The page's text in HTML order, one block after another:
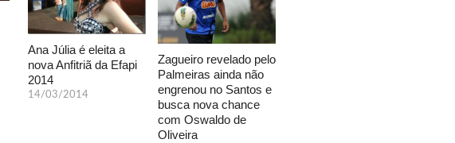
Ana Júlia é eleita a
nova Anfitriã da Efapi
2014
14/03/2014
Zagueiro revelado pelo
Palmeiras ainda não
engrenou no Santos e
busca nova chance
com Oswaldo de
Oliveira